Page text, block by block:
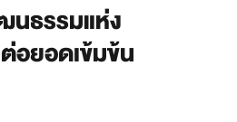
นธรรมแห่ง
อยอดเข้มข้น